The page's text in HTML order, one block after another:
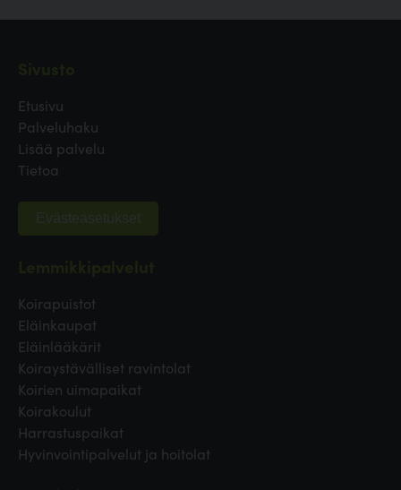
Etusivu
Palveluhaku
Lisää palvelu
Tietoa
Evästeasetukset
Koirapuistot
Eläinkaupat
Eläinlääkärit
Koiraystävälliset ravintolat
Koirien uimapaikat
Koirakoulut
Harrastuspaikat
Hyvinvointipalvelut ja hoitolat